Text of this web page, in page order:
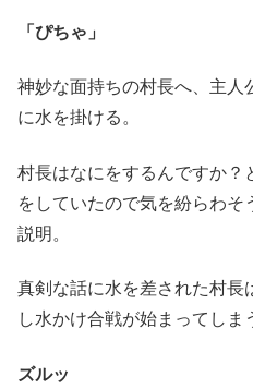
「ぴちゃ」
神妙な面持ちの村長へ、主人
に水を掛ける。
村長はなにをするんですか？
をしていたので気を紛らわそ
説明。
真剣な話に水を差された村長
し水かけ合戦が始まってしま
ズルッ